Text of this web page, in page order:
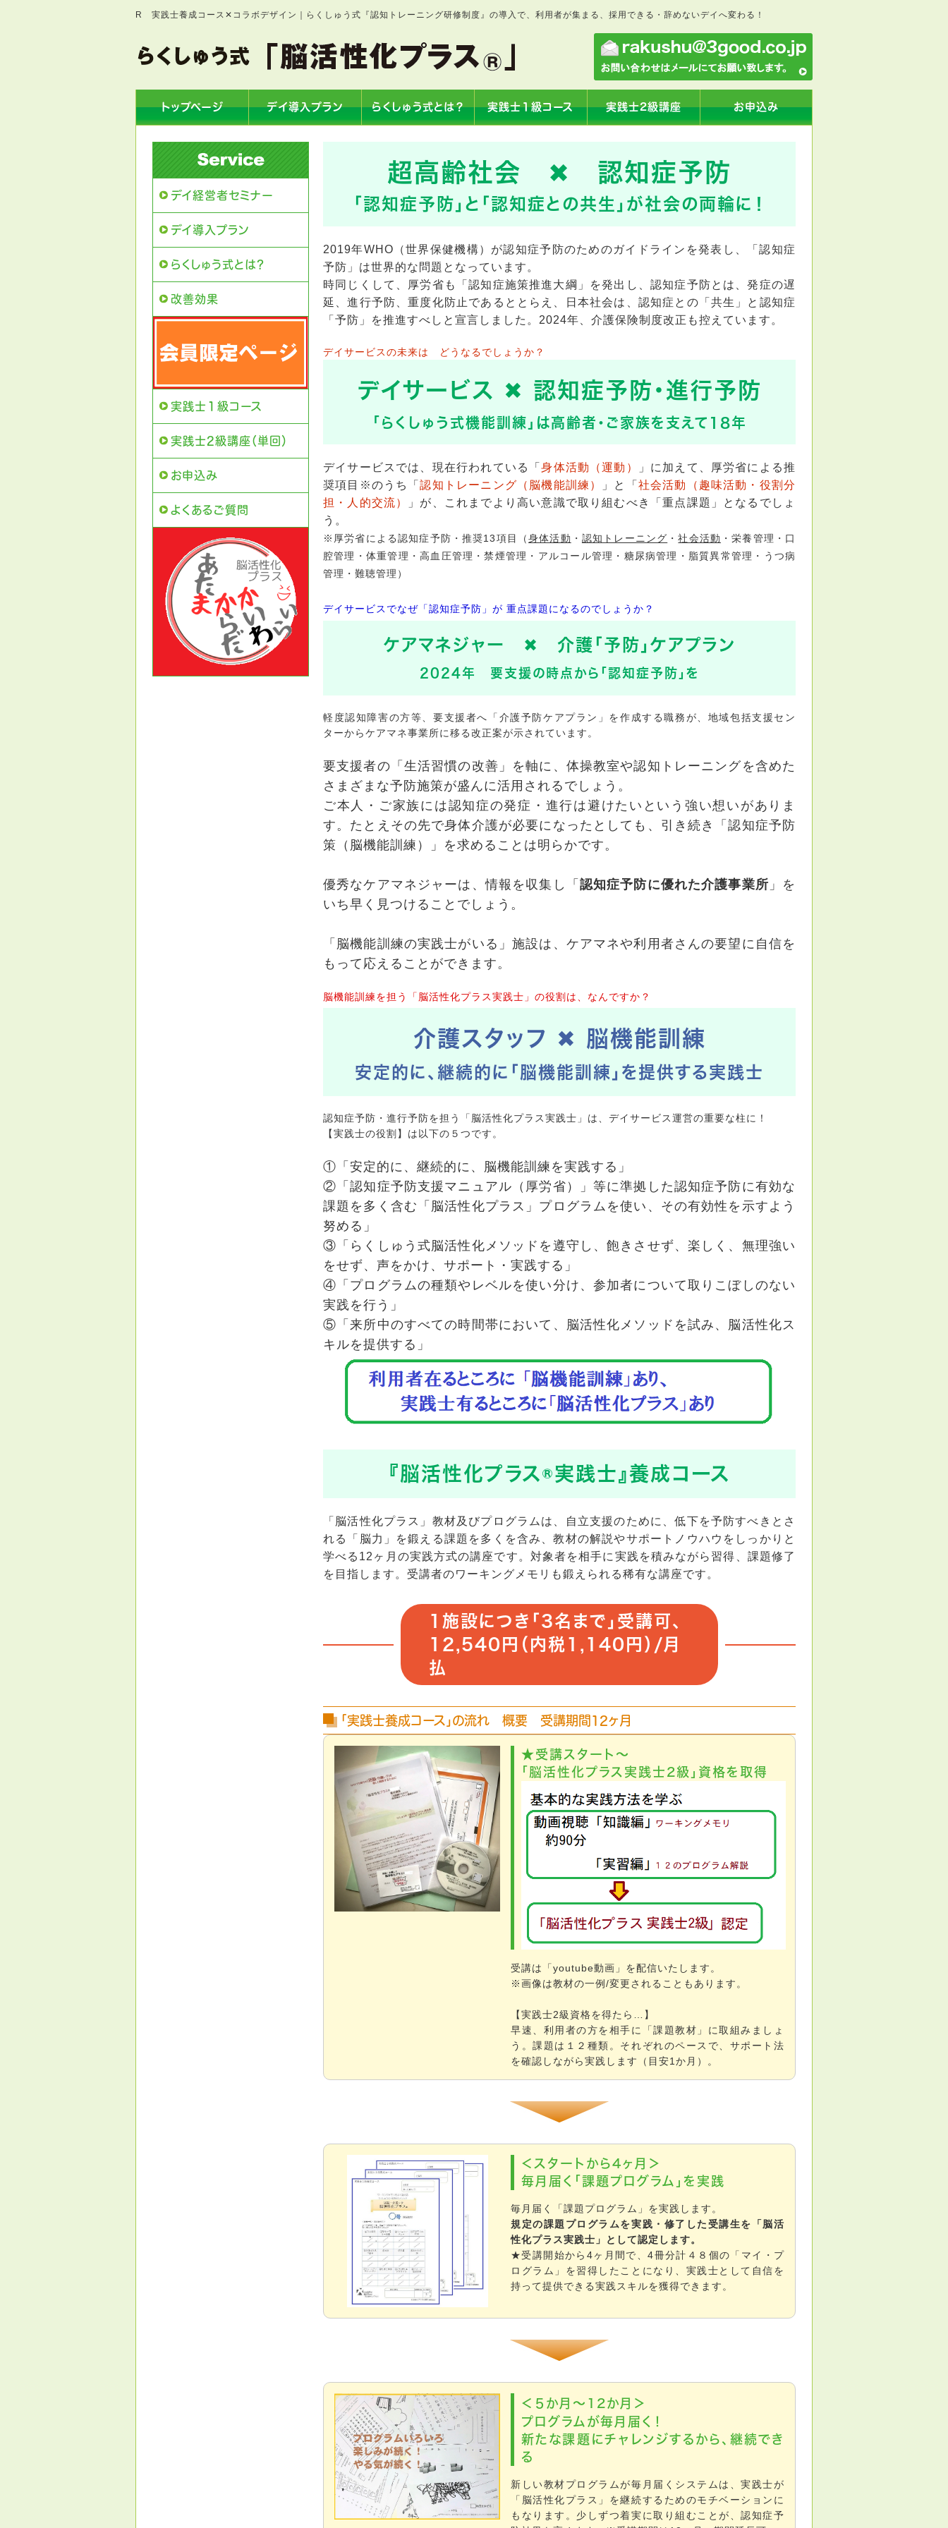
R 実践士養成コース✕コラボデザイン｜らくしゅう式『認知トレーニング研修制度』の導入で、利用者が集まる、採用できる・辞めないデイへ変わる！
トップページ デイ導入プラン らくしゅう式とは？ 実践士１級コース 実践士2級講座 お申込み
デイ経営者セミナー
デイ導入プラン
らくしゅう式とは？
改善効果
実践士１級コース
実践士2級講座（単回）
お申込み
よくあるご質問
超高齢社会 ✖ 認知症予防
「認知症予防」と「認知症との共生」が社会の両輪に！
2019年WHO（世界保健機構）が認知症予防のためのガイドラインを発表し、「認知症
予防」は世界的な問題となっています。
時同じくして、厚労省も「認知症施策推進大綱」を発出し、認知症予防とは、発症の遅
延、進行予防、重度化防止であるととらえ、日本社会は、認知症との「共生」と認知症
「予防」を推進すべしと宣言しました。2024年、介護保険制度改正も控えています。
デイサービスの未来は どうなるでしょうか？
デイサービス ✖ 認知症予防・進行予防
「らくしゅう式機能訓練」は高齢者・ご家族を支えて18年
デイサービスでは、現在行われている「身体活動（運動）
」に加えて、厚労省による推
奨項目※のうち「認知トレーニング（脳機能訓練） 」と「 社会活動（趣味活動・役割分
担・人的交流）
」が、これまでより高い意識で取り組むべき「重点課題」となるでしょ
う。
※厚労省による認知症予防・推奨13項目（身体活動 ・ 認知トレーニング ・社会活動 ・栄養管理・口
腔管理・体重管理・高血圧管理・禁煙管理・アルコール管理・糖尿病管理・脂質異常管理・うつ病
管理・難聴管理）
デイサービスでなぜ「認知症予防」が 重点課題になるのでしょうか？
ケアマネジャー ✖ 介護「予防」ケアプラン
2024年 要支援の時点から「認知症予防」を
軽度認知障害の方等、要支援者へ「介護予防ケアプラン」を作成する職務が、地域包括支援セン
ターからケアマネ事業所に移る改正案が示されています。
要支援者の「生活習慣の改善」を軸に、体操教室や認知トレーニングを含めた
さまざまな予防施策が盛んに活用されるでしょう。
ご本人・ご家族には認知症の発症・進行は避けたいという強い想いがありま
す。たとえその先で身体介護が必要になったとしても、引き続き「認知症予防
策（脳機能訓練）」を求めることは明らかです。
優秀なケアマネジャーは、情報を収集し「 認知症予防に優れた介護事業所 」を
いち早く見つけることでしょう。
「脳機能訓練の実践士がいる」施設は、ケアマネや利用者さんの要望に自信を
もって応えることができます。
脳機能訓練を担う「脳活性化プラス実践士」の役割は、なんですか？
介護スタッフ ✖ 脳機能訓練
安定的に、継続的に「脳機能訓練」を提供する実践士
認知症予防・進行予防を担う「脳活性化プラス実践士」は、デイサービス運営の重要な柱に！
【実践士の役割】は以下の５つです。
①「安定的に、継続的に、脳機能訓練を実践する」
②「認知症予防支援マニュアル（厚労省）」等に準拠した認知症予防に有効な
課題を多く含む「脳活性化プラス」プログラムを使い、その有効性を示すよう
努める」
③「らくしゅう式脳活性化メソッドを遵守し、飽きさせず、楽しく、無理強い
をせず、声をかけ、サポート・実践する」
④「プログラムの種類やレベルを使い分け、参加者について取りこぼしのない
実践を行う」
⑤「来所中のすべての時間帯において、脳活性化メソッドを試み、脳活性化ス
キルを提供する」
『脳活性化プラス®実践士』養成コース
「脳活性化プラス」教材及びプログラムは、自立支援のために、低下を予防すべきとさ
れる「脳力」を鍛える課題を多くを含み、教材の解説やサポートノウハウをしっかりと
学べる12ヶ月の実践方式の講座です。対象者を相手に実践を積みながら習得、課題修了
を目指します。受講者のワーキングメモリも鍛えられる稀有な講座です。
1施設につき「3名まで」受講可、
12,540円（内税1,140円）/月
払
「実践士養成コース」の流れ 概要 受講期間12ヶ月
★受講スタート～
「脳活性化プラス実践士2級」資格を取得
受講は「youtube動画」を配信いたします。
※画像は教材の一例/変更されることもあります。
【実践士2級資格を得たら…】
早速、利用者の方を相手に「課題教材」に取組みましょ
う。課題は１２種類。それぞれのペースで、サポート法
を確認しながら実践します（目安1か月）。
＜スタートから4ヶ月＞
毎月届く「課題プログラム」を実践
毎月届く「課題プログラム」を実践します。
規定の課題プログラムを実践・修了した受講生を「脳活
性化プラス実践士」として認定します。
★受講開始から4ヶ月間で、4冊分計４８個の「マイ・プ
ログラム」を習得したことになり、実践士として自信を
持って提供できる実践スキルを獲得できます。
＜５か月～12か月＞
プログラムが毎月届く！
新たな課題にチャレンジするから、継続でき
る
新しい教材プログラムが毎月届くシステムは、実践士が
「脳活性化プラス」を継続するためのモチベーションに
もなります。少しずつ着実に取り組むことが、認知症予